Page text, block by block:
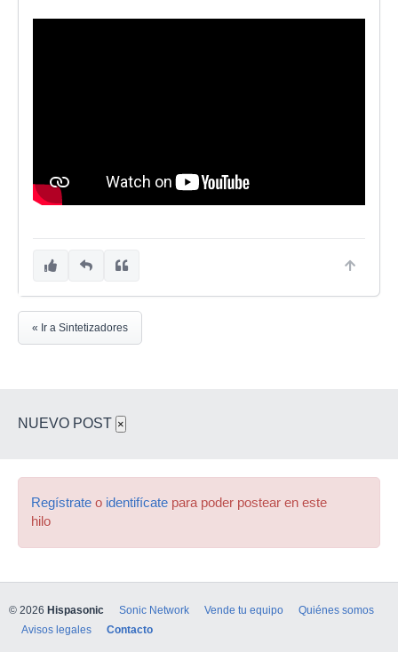
« Ir a Sintetizadores
NUEVO POST ×
Regístrate o identifícate para poder postear en este
hilo
© 2026 Hispasonic Sonic Network Vende tu equipo
Quiénes somos
Avisos legales
Contacto